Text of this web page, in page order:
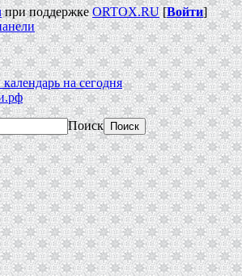
при поддержкеORTOX.RU[Войти]
на сегодня
Поиск